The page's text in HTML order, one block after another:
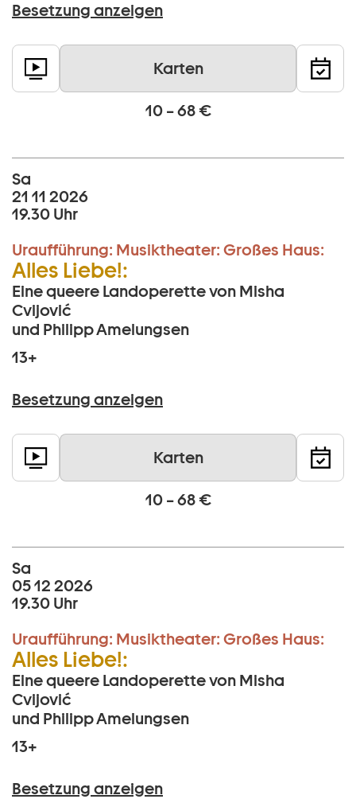
Besetzung anzeigen
Karten
10 – 68 €
Sa
21 11 2026
19.30 Uhr
Uraufführung: Musiktheater: Großes Haus:
Alles Liebe!:
Eine queere Landoperette von Misha
Cvijović
und Philipp Amelungsen
13+
Besetzung anzeigen
Karten
10 – 68 €
Sa
05 12 2026
19.30 Uhr
Uraufführung: Musiktheater: Großes Haus:
Alles Liebe!:
Eine queere Landoperette von Misha
Cvijović
und Philipp Amelungsen
13+
Besetzung anzeigen